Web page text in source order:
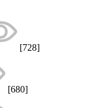
[728]
[680]